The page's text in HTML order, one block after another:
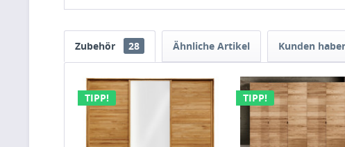
Zubehör 28 Ähnliche Artikel Kunden
TIPP! TIPP!